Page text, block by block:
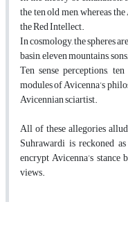
the ten old men, whereas
the Red Intellect.
In cosmology, the spheres
basin, eleven mountains,
Ten sense perceptions,
modules of Avicenna’s
Avicennian sciartist.
All of these allegories
Suhrawardi is reckoned
encrypt Avicenna’s
views.